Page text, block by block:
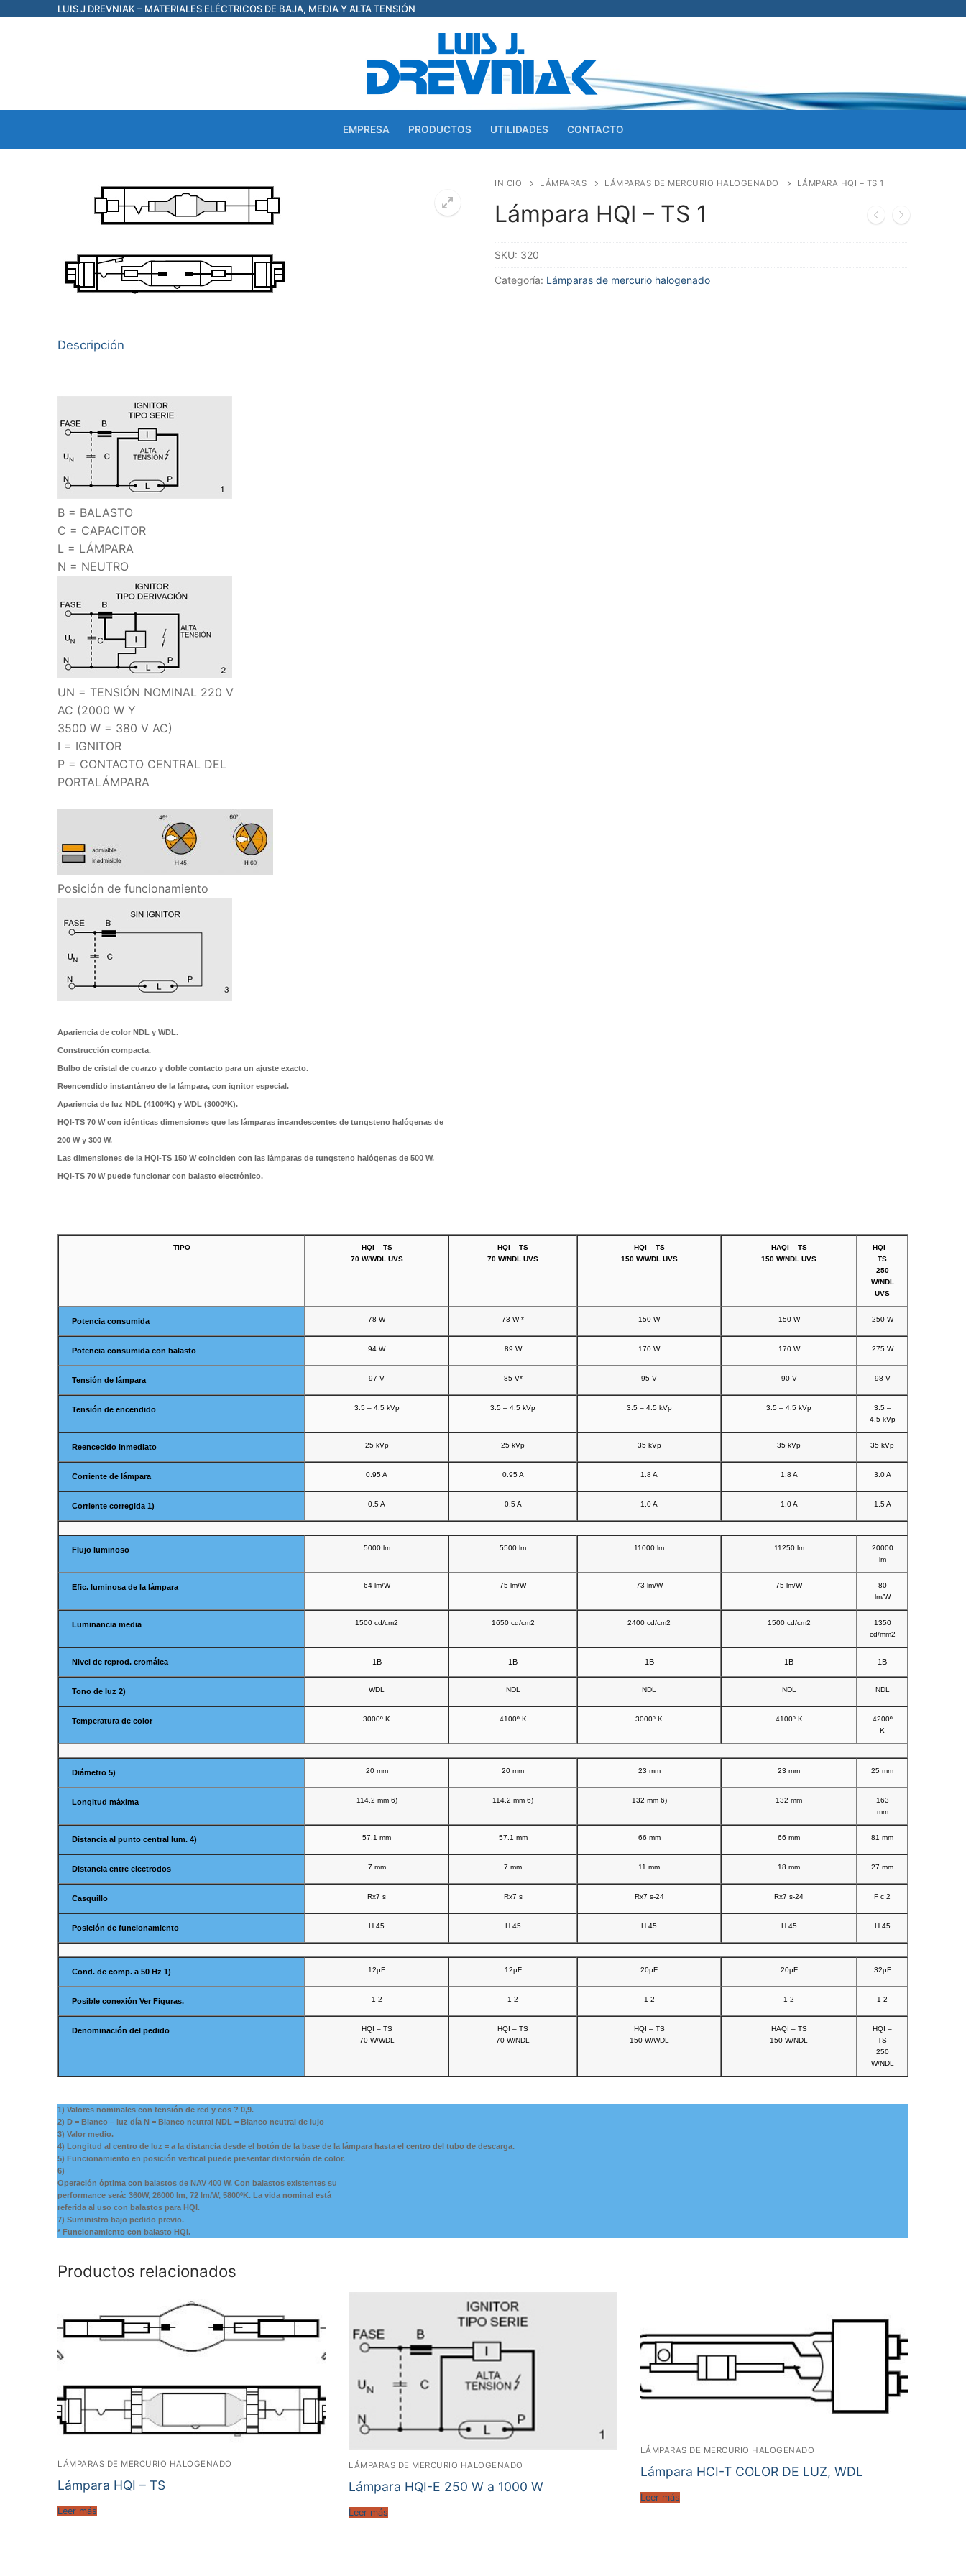
LUIS J DREVNIAK – MATERIALES ELÉCTRICOS DE BAJA, MEDIA Y ALTA TENSIÓN
EMPRESA PRODUCTOS UTILIDADES CONTACTO
INICIO LÁMPARAS LÁMPARAS DE MERCURIO HALOGENADO LÁMPARA HQI – TS 1
Lámpara HQI – TS 1
SKU: 320
Categoría: Lámparas de mercurio halogenado
Descripción
B = BALASTO
C = CAPACITOR
L = LÁMPARA
N = NEUTRO
UN = TENSIÓN NOMINAL 220 V
AC (2000 W Y
3500 W = 380 V AC)
I = IGNITOR
P = CONTACTO CENTRAL DEL
PORTALÁMPARA
Posición de funcionamiento
Apariencia de color NDL y WDL.
Construcción compacta.
Bulbo de cristal de cuarzo y doble contacto para un ajuste exacto.
Reencendido instantáneo de la lámpara, con ignitor especial.
Apariencia de luz NDL (4100ºK) y WDL (3000ºK).
HQI-TS 70 W con idénticas dimensiones que las lámparas incandescentes de tungsteno halógenas de
200 W y 300 W.
Las dimensiones de la HQI-TS 150 W coinciden con las lámparas de tungsteno halógenas de 500 W.
HQI-TS 70 W puede funcionar con balasto electrónico.
TIPO
HQI – TS
70 W/WDL UVS
HQI – TS
70 W/NDL UVS
HQI – TS
150 W/WDL UVS
HAQI – TS
150 W/NDL UVS
HQI –
TS
250
W/NDL
UVS
Potencia consumida 78 W 73 W * 150 W 150 W 250 W
Potencia consumida con balasto 94 W 89 W 170 W 170 W 275 W
Tensión de lámpara 97 V 85 V* 95 V 90 V 98 V
Tensión de encendido 3.5 – 4.5 kVp 3.5 – 4.5 kVp 3.5 – 4.5 kVp 3.5 – 4.5 kVp
3.5 –
4.5 kVp
Reencecido inmediato 25 kVp 25 kVp 35 kVp 35 kVp 35 kVp
Corriente de lámpara 0.95 A 0.95 A 1.8 A 1.8 A 3.0 A
Corriente corregida 1) 0.5 A 0.5 A 1.0 A 1.0 A 1.5 A
Flujo luminoso 5000 lm 5500 lm 11000 lm 11250 lm
20000
lm
Efic. luminosa de la lámpara 64 lm/W 75 lm/W 73 lm/W 75 lm/W
80
lm/W
Luminancia media 1500 cd/cm2 1650 cd/cm2 2400 cd/cm2 1500 cd/cm2
1350
cd/mm2
Nivel de reprod. cromáica 1B 1B 1B 1B 1B
Tono de luz 2) WDL NDL NDL NDL NDL
Temperatura de color 3000º K 4100º K 3000º K 4100º K
4200º
K
Diámetro 5) 20 mm 20 mm 23 mm 23 mm 25 mm
Longitud máxima 114.2 mm 6) 114.2 mm 6) 132 mm 6) 132 mm
163
mm
Distancia al punto central lum. 4) 57.1 mm 57.1 mm 66 mm 66 mm 81 mm
Distancia entre electrodos 7 mm 7 mm 11 mm 18 mm 27 mm
Casquillo Rx7 s Rx7 s Rx7 s-24 Rx7 s-24 F c 2
Posición de funcionamiento H 45 H 45 H 45 H 45 H 45
Cond. de comp. a 50 Hz 1) 12µF 12µF 20µF 20µF 32µF
Posible conexión Ver Figuras. 1-2 1-2 1-2 1-2 1-2
Denominación del pedido
HQI – TS
70 W/WDL
HQI – TS
70 W/NDL
HQI – TS
150 W/WDL
HAQI – TS
150 W/NDL
HQI –
TS
250
W/NDL
1) Valores nominales con tensión de red y cos ? 0,9.
2) D = Blanco – luz día N = Blanco neutral NDL = Blanco neutral de lujo
3) Valor medio.
4) Longitud al centro de luz = a la distancia desde el botón de la base de la lámpara hasta el centro del tubo de descarga.
5) Funcionamiento en posición vertical puede presentar distorsión de color.
6)
Operación óptima con balastos de NAV 400 W. Con balastos existentes su
performance será: 360W, 26000 lm, 72 lm/W, 5800ºK. La vida nominal está
referida al uso con balastos para HQI.
7) Suministro bajo pedido previo.
* Funcionamiento con balasto HQI.
Productos relacionados
LÁMPARAS DE MERCURIO HALOGENADO
Lámpara HQI – TS
Leer más
LÁMPARAS DE MERCURIO HALOGENADO
Lámpara HQI-E 250 W a 1000 W
Leer más
LÁMPARAS DE MERCURIO HALOGENADO
Lámpara HCI-T COLOR DE LUZ, WDL
Leer más